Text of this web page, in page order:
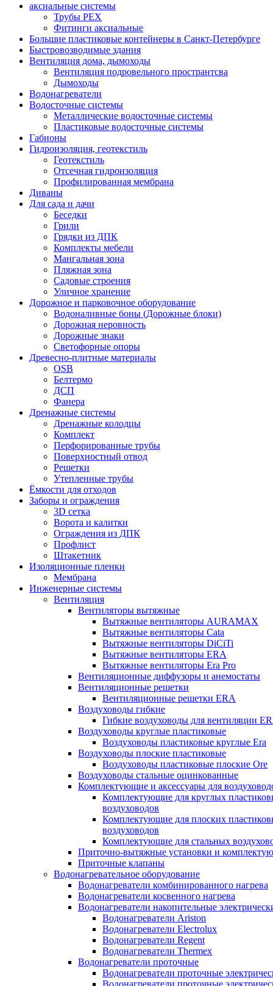
аксиальные системы
Трубы PEX
Фитинги аксиальные
Большие пластиковые контейнеры в Санкт-Петербурге
Быстровозводимые здания
Вентиляция дома, дымоходы
Вентиляция подровельного пространтсва
Дымоходы
Водонагреватели
Водосточные системы
Металлические водосточные системы
Пластиковые водосточные системы
Габионы
Гидроизоляция, геотекстиль
Геотекстиль
Отсечная гидроизоляция
Профилированная мембрана
Диваны
Для сада и дачи
Беседки
Грили
Грядки из ДПК
Комплекты мебели
Мангальная зона
Пляжная зона
Садовые строения
Уличное хранение
Дорожное и парковочное оборудование
Водоналивные боны (Дорожные блоки)
Дорожная неровность
Дорожные знаки
Светофорные опоры
Древесно-плитные материалы
OSB
Белтермо
ДСП
Фанера
Дренажные системы
Дренажные колодцы
Комплект
Перфорированные трубы
Поверхностный отвод
Решетки
Утепленные трубы
Ёмкости для отходов
Заборы и ограждения
3D сетка
Ворота и калитки
Ограждения из ДПК
Профлист
Штакетник
Изоляционные пленки
Мембрана
Инженерные системы
Вентиляция
Вентиляторы вытяжные
Вытяжные вентиляторы AURAMAX
Вытяжные вентиляторы Cata
Вытяжные вентиляторы DiCiTi
Вытяжные вентиляторы ERA
Вытяжные вентиляторы Era Pro
Вентиляционные диффузоры и анемостаты
Вентиляционные решетки
Вентиляционные решетки ERA
Воздуховоды гибкие
Гибкие воздуховоды для вентиляции
Воздуховоды круглые пластиковые
Воздуховоды пластиковые круглые Era
Воздуховоды плоские пластиковые
Воздуховоды пластиковые плоские Ore
Воздуховоды стальные оцинкованные
Комплектующие и аксессуары для
Комплектующие для круглых
воздуховодов
Комплектующие для плоских
воздуховодов
Комплектующие для стальных
Приточно-вытяжные установки и
Приточные клапаны
Водонагревательное оборудование
Водонагреватели комбинированного нагрева
Водонагреватели косвенного нагрева
Водонагреватели накопительные
Водонагреватели Ariston
Водонагреватели Electrolux
Водонагреватели Regent
Водонагреватели Thermex
Водонагреватели проточные
Водонагреватели проточные